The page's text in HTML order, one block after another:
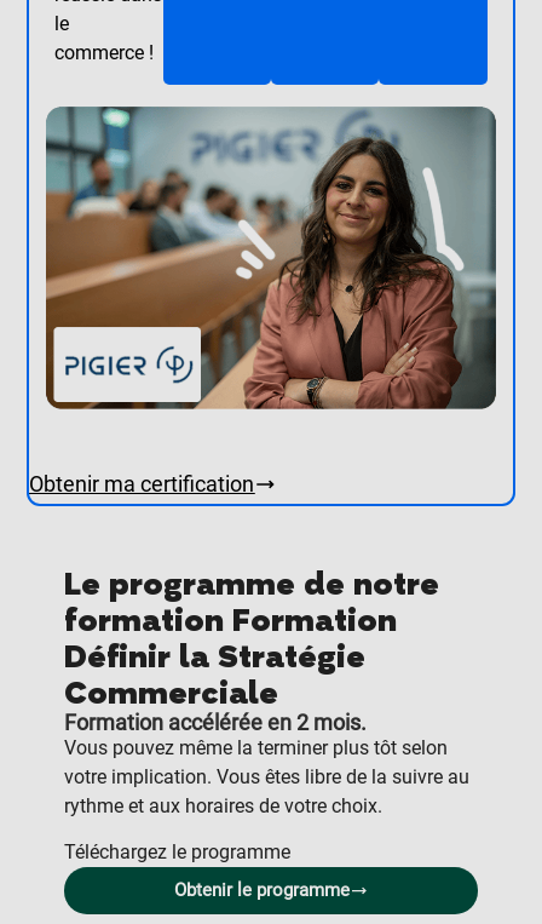
le
commerce !
Obtenir ma certification
Le programme de notre
formation Formation
Définir la Stratégie
Commerciale
Formation accélérée en 2 mois.
Vous pouvez même la terminer plus tôt selon
votre implication. Vous êtes libre de la suivre au
rythme et aux horaires de votre choix.
Téléchargez le programme
Obtenir le programme